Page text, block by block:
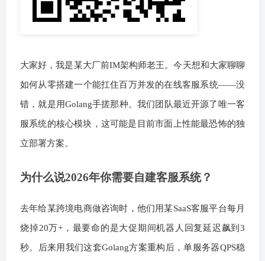
大家好，我是某大厂前IM架构师老王。今天想和大家聊聊
如何从零搭建一个能扛住百万并发的在线客服系统——没
错，就是用Golang手搓那种。我们团队最近开源了唯一客
服系统的核心模块，这可能是目前市面上性能最恐怖的独
立部署方案。
为什么说2026年你需要自建客服系统？
去年给某跨境电商做咨询时，他们用某SaaS客服平台每月
烧掉20万+，最要命的是大促期间机器人回复延迟飙到3
秒。后来用我们这套Golang方案重构后，单服务器QPS稳